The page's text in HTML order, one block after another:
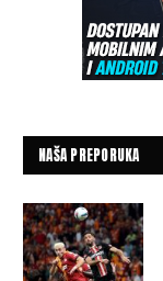
NAŠA PREPORUKA